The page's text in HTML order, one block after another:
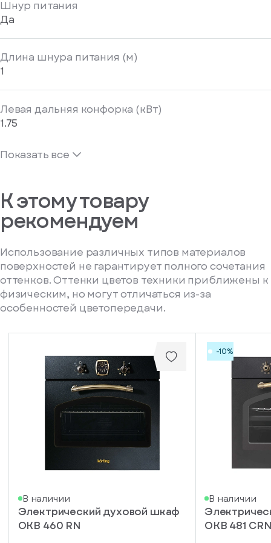
Шнур питания
Да
Длина шнура питания (м)
1
Левая дальняя конфорка (кВт)
1.75
Показать все
К этому товару
рекомендуем
Использование различных типов материалов
поверхностей не гарантирует полного сочетания
оттенков. Оттенки цветов техники приближены к
физическим, но могут отличаться из-за
особенностей цветопередачи.
В наличии
Электрический духовой шкаф
OKB 460 RN
-10%
В наличии
OKB 481